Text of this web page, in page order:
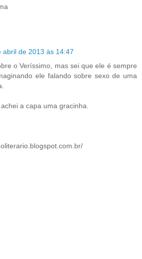
abril de 2013 às 14:47
o Veríssimo, mas sei que ele é sempre
ele falando sobre sexo de uma
a capa uma gracinha.